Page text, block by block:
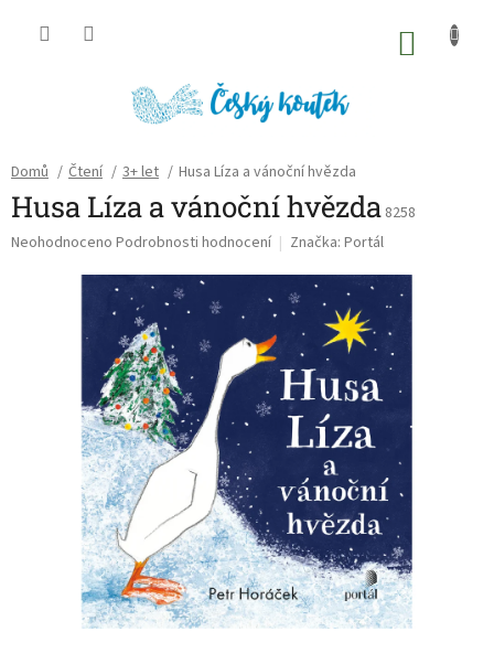
Domů / Čtení / 3+ let / Husa Líza a vánoční hvězda
Husa Líza a vánoční hvězda 8258
Průměrné
Neohodnoceno Podrobnosti hodnocení Značka: Portál